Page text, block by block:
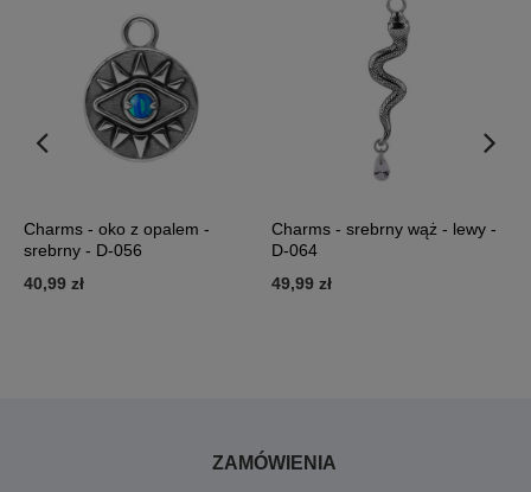
Charms - oko z opalem -
srebrny - D-056
40,99 zł
Charms - srebrny wąż - lewy -
D-064
49,99 zł
ZAMÓWIENIA